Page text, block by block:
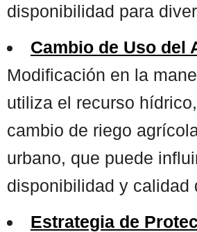
disponibilidad para
Cambio de Uso del
Modificación en la
utiliza el recurso
cambio de riego
urbano, que puede
disponibilidad y calidad
Estrategia de